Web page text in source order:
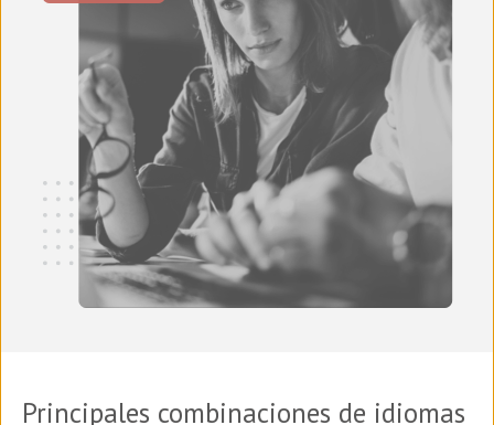
Principales combinaciones de idiomas